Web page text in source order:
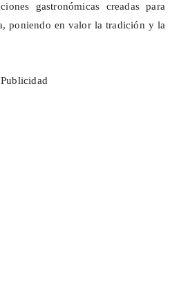
gastronómicas creadas para
poniendo en valor la tradición y la
Publicidad